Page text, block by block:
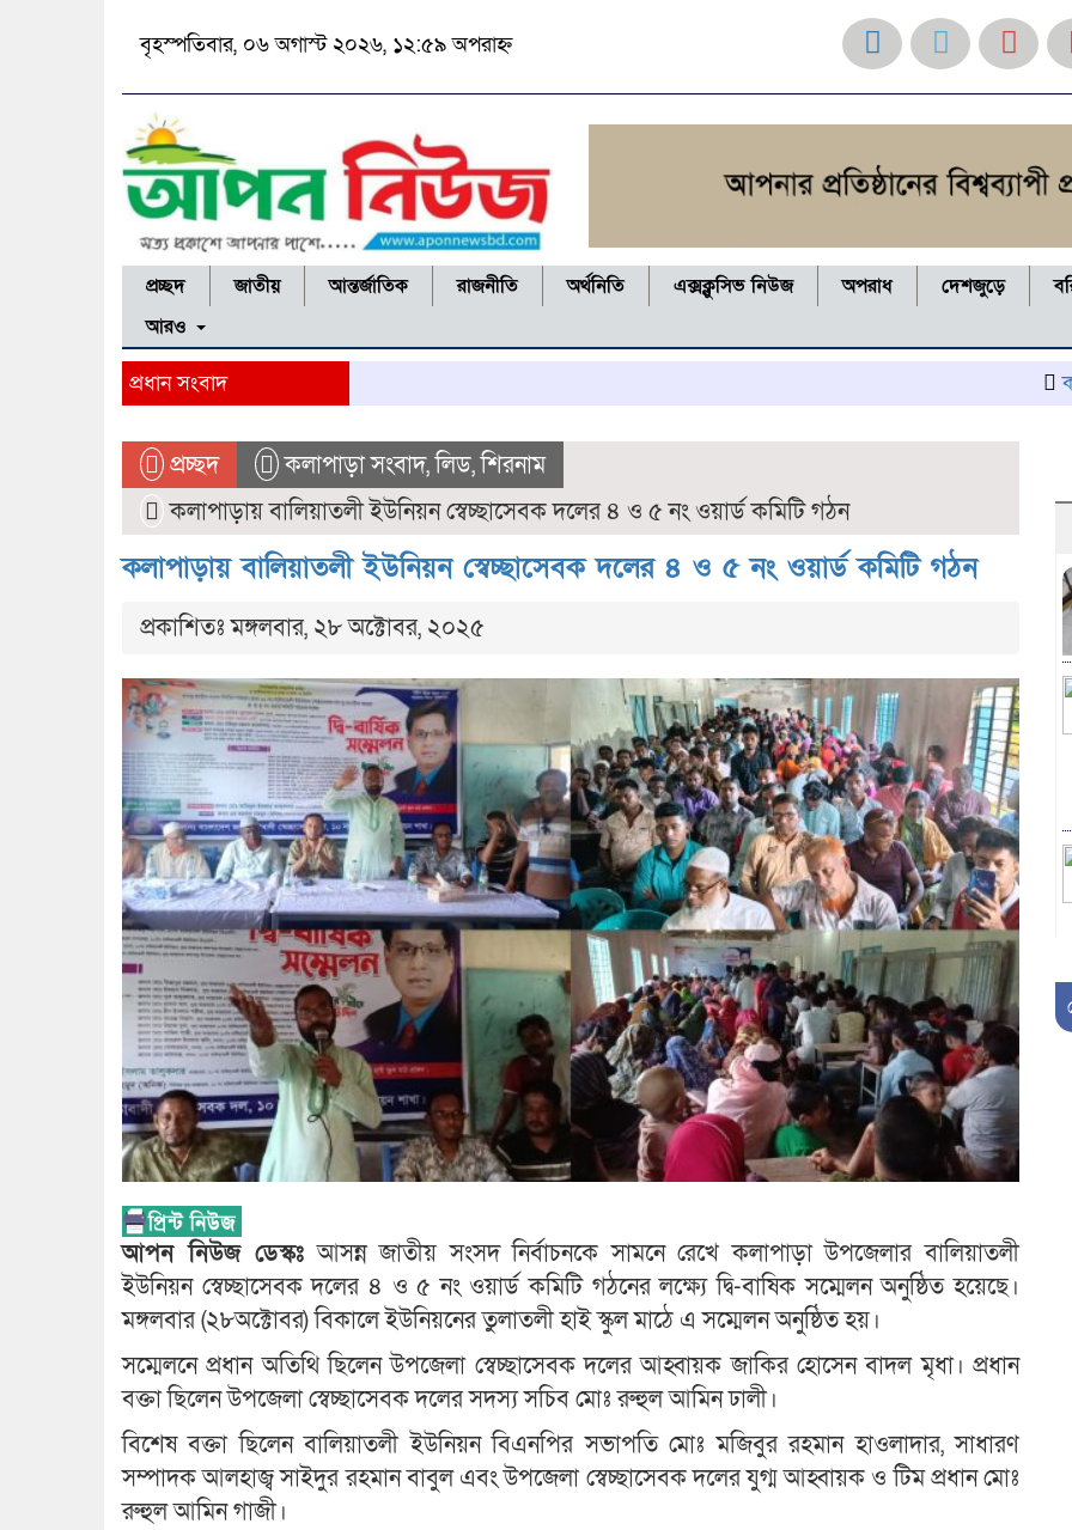
বৃহস্পতিবার, ০৬ অগাস্ট ২০২৬, ১২:৫৯ অপরাহ্ন
প্রচ্ছদ জাতীয় আন্তর্জাতিক রাজনীতি অর্থনিতি এক্সক্লুসিভ নিউজ অপরাধ দেশজুড়ে
আরও
প্রধান সংবাদ কলাপাড়ায়
প্রচ্ছদ কলাপাড়া সংবাদ,লিড,শিরনাম
কলাপাড়ায় বালিয়াতলী ইউনিয়ন স্বেচ্ছাসেবক দলের ৪ ও ৫ নং ওয়ার্ড কমিটি গঠন
কলাপাড়ায় বালিয়াতলী ইউনিয়ন স্বেচ্ছাসেবক দলের ৪ ও ৫ নং ওয়ার্ড কমিটি গঠন
প্রকাশিতঃ মঙ্গলবার, ২৮ অক্টোবর, ২০২৫
আপন নিউজ ডেস্কঃ আসন্ন জাতীয় সংসদ নির্বাচনকে সামনে রেখে কলাপাড়া উপজেলার বালিয়াতলী
ইউনিয়ন স্বেচ্ছাসেবক দলের ৪ ও ৫ নং ওয়ার্ড কমিটি গঠনের লক্ষ্যে দ্বি-বাষিক সম্মেলন অনুষ্ঠিত হয়েছে।
মঙ্গলবার (২৮অক্টোবর) বিকালে ইউনিয়নের তুলাতলী হাই স্কুল মাঠে এ সম্মেলন অনুষ্ঠিত হয়।
সম্মেলনে প্রধান অতিথি ছিলেন উপজেলা স্বেচ্ছাসেবক দলের আহ্বায়ক জাকির হোসেন বাদল মৃধা। প্রধান
বক্তা ছিলেন উপজেলা স্বেচ্ছাসেবক দলের সদস্য সচিব মোঃ রুহুল আমিন ঢালী।
বিশেষ বক্তা ছিলেন বালিয়াতলী ইউনিয়ন বিএনপির সভাপতি মোঃ মজিবুর রহমান হাওলাদার, সাধারণ
সম্পাদক আলহাজ্ব সাইদুর রহমান বাবুল এবং উপজেলা স্বেচ্ছাসেবক দলের যুগ্ম আহ্বায়ক ও টিম প্রধান মোঃ
রুহুল আমিন গাজী।